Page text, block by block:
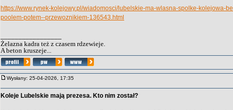
https://www.rynek-kolejowy.pl/wiadomosci/lubelskie-ma-wlasna-spolke-kolejowa-
poolem-potem--przewoznikiem-136543.html
Żelazna kadra też z czasem rdzewieje.
A beton kruszeje...
Wysłany: 25-04-2026, 17:35
Koleje Lubelskie mają prezesa. Kto nim został?